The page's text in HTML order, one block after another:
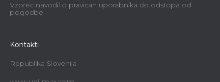
Vzorec navodil o pravicah uporabnika do odstopa od
pogodbe
Kontakti
Republika Slovenija